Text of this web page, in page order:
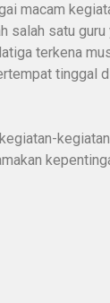
macam
satu
terkena